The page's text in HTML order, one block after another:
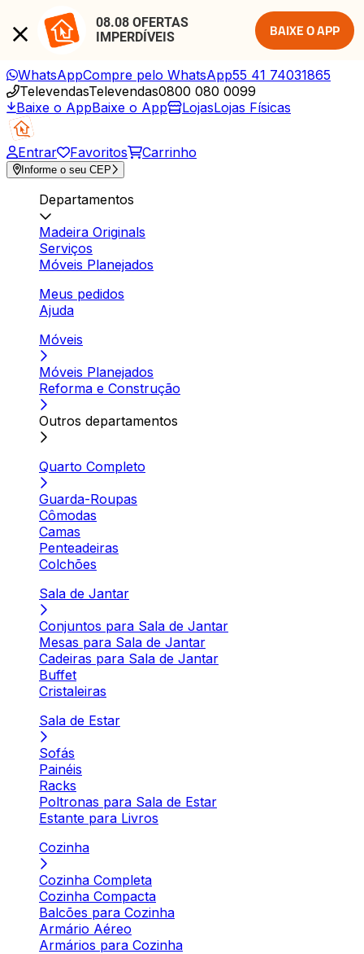
08.08 OFERTAS
IMPERDÍVEIS
BAIXE O APP
WhatsAppCompre pelo WhatsApp55 41 74031865
TelevendasTelevendas0800 080 0099
Baixe o AppBaixe o App LojasLojas Físicas
Entrar Favoritos Carrinho
Informe o seu CEP
Departamentos
Madeira Originals
Serviços
Móveis Planejados
Meus pedidos
Ajuda
Móveis
Móveis Planejados
Reforma e Construção
Outros departamentos
Quarto Completo
Guarda-Roupas
Cômodas
Camas
Penteadeiras
Colchões
Sala de Jantar
Conjuntos para Sala de Jantar
Mesas para Sala de Jantar
Cadeiras para Sala de Jantar
Buffet
Cristaleiras
Sala de Estar
Sofás
Painéis
Racks
Poltronas para Sala de Estar
Estante para Livros
Cozinha
Cozinha Completa
Cozinha Compacta
Balcões para Cozinha
Armário Aéreo
Armários para Cozinha